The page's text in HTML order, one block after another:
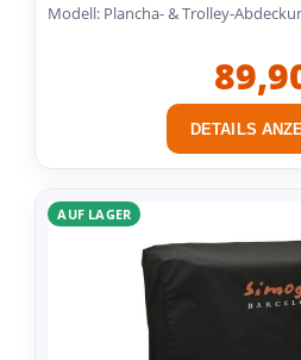
Modell: Plancha- & Trolley-
DETAILS
AUF LAGER